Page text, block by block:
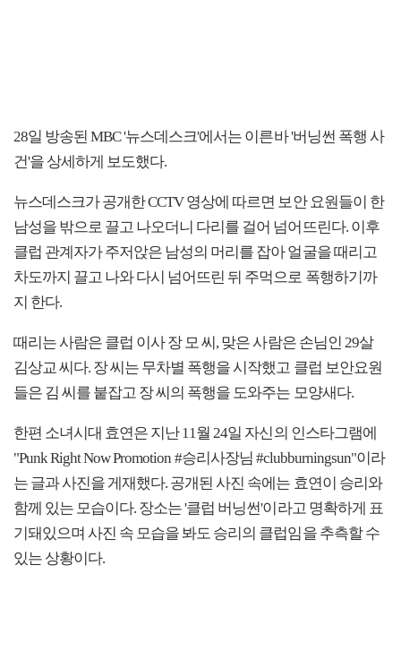
28일 방송된 MBC '뉴스데스크'에서는 이른바 '버닝썬 폭행 사
건'을 상세하게 보도했다.
뉴스데스크가 공개한 CCTV 영상에 따르면 보안 요원들이 한
남성을 밖으로 끌고 나오더니 다리를 걸어 넘어뜨린다. 이후
클럽 관계자가 주저앉은 남성의 머리를 잡아 얼굴을 때리고
차도까지 끌고 나와 다시 넘어뜨린 뒤 주먹으로 폭행하기까
지 한다.
때리는 사람은 클럽 이사 장 모 씨, 맞은 사람은 손님인 29살
김상교 씨다. 장 씨는 무차별 폭행을 시작했고 클럽 보안요원
들은 김 씨를 붙잡고 장 씨의 폭행을 도와주는 모양새다.
한편 소녀시대 효연은 지난 11월 24일 자신의 인스타그램에
"Punk Right Now Promotion #승리사장님 #clubburningsun"이라
는 글과 사진을 게재했다. 공개된 사진 속에는 효연이 승리와
함께 있는 모습이다. 장소는 '클럽 버닝썬'이라고 명확하게 표
기돼있으며 사진 속 모습을 봐도 승리의 클럽임을 추측할 수
있는 상황이다.